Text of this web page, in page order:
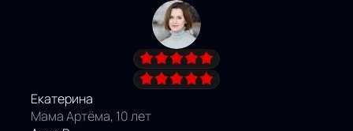
Екатерина
Мама Артёма, 10 лет